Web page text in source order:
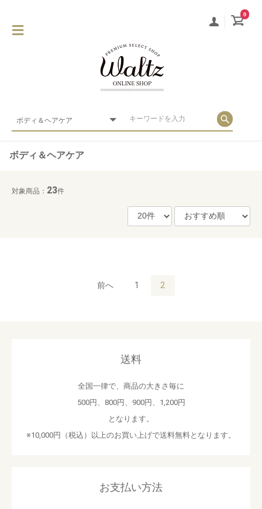
0
ボディ＆ヘアケア
対象商品： 23件
前へ 1 2
送料
全国一律で、商品の大きさ毎に
500円、800円、900円、1,200円
となります。
※10,000円（税込）以上のお買い上げで送料無料となります。
お支払い方法